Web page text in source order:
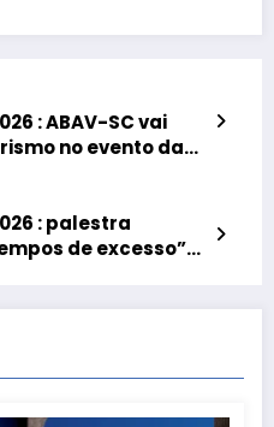
: ABAV-SC vai
no evento da
: palestra
de excesso”